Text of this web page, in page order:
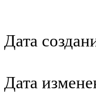
Дата
Дата